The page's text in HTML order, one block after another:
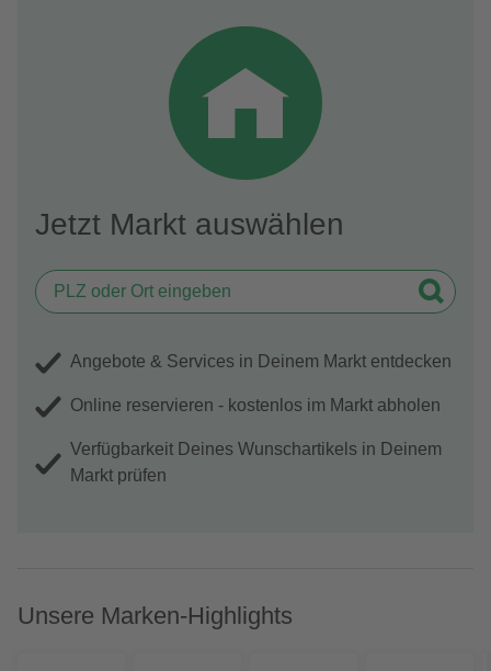
Jetzt Markt auswählen
Angebote & Services in Deinem Markt entdecken
Online reservieren - kostenlos im Markt abholen
Verfügbarkeit Deines Wunschartikels in Deinem
Markt prüfen
Unsere Marken-Highlights